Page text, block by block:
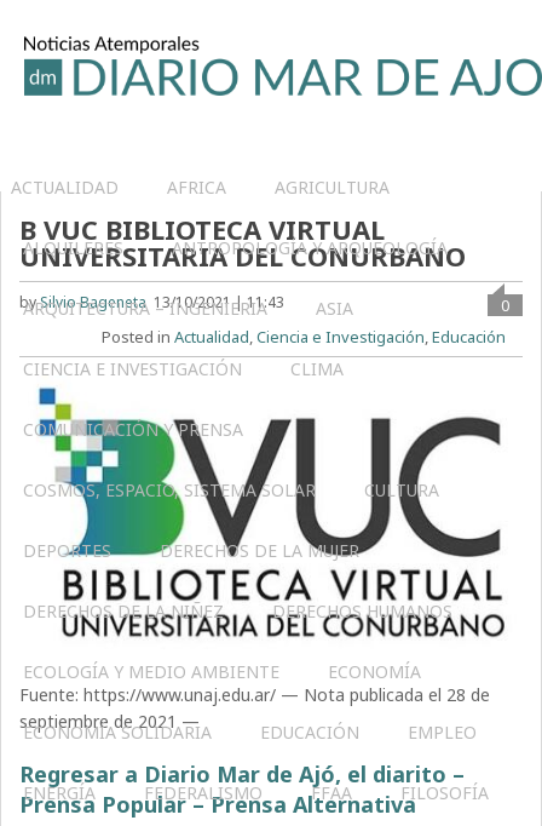
ACTUALIDAD AFRICA AGRICULTURA
ALQUILERES ANTROPOLOGÍA Y ARQUEOLOGÍA
ARQUITECTURA – INGENIERIA ASIA
CIENCIA E INVESTIGACIÓN CLIMA
COMUNICACIÓN Y PRENSA
COSMOS, ESPACIO, SISTEMA SOLAR CULTURA
DEPORTES DERECHOS DE LA MUJER
DERECHOS DE LA NIÑEZ DERECHOS HUMANOS
ECOLOGÍA Y MEDIO AMBIENTE ECONOMÍA
ECONOMÍA SOLIDARIA EDUCACIÓN EMPLEO
ENERGÍA FEDERALISMO FFAA FILOSOFÍA
B VUC BIBLIOTECA VIRTUAL
UNIVERSITARIA DEL CONURBANO
bySilvio Bageneta 13/10/2021 | 11:43
0
Posted in Actualidad,Ciencia e Investigación,Educación
Fuente: https://www.unaj.edu.ar/ — Nota publicada el 28 de
septiembre de 2021 —
Regresar a Diario Mar de Ajó, el diarito –
Prensa Popular – Prensa Alternativa